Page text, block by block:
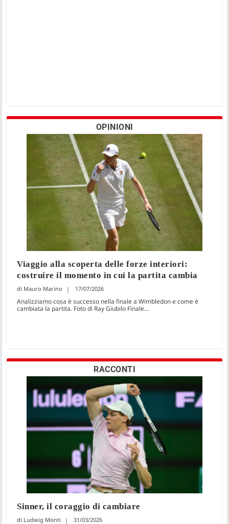
OPINIONI
Viaggio alla scoperta delle forze interiori:
costruire il momento in cui la partita cambia
Mauro Marino 17/07/2026
Analizziamo cosa è successo nella finale a Wimbledon e come è
cambiata la partita. Foto di Ray Giubilo Finale...
RACCONTI
Sinner, il coraggio di cambiare
Ludwig Monti 31/03/2026